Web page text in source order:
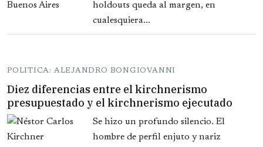
holdouts queda al margen, en
cualesquiera...
POLITICA: ALEJANDRO BONGIOVANNI
Diez diferencias entre el kirchnerismo
presupuestado y el kirchnerismo ejecutado
Se hizo un profundo silencio. El
hombre de perfil enjuto y nariz